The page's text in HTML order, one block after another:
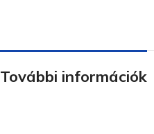
További információk